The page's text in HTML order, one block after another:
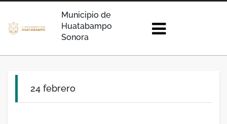
Municipio de
Huatabampo
Sonora
24 febrero